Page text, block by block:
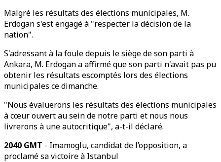
Malgré les résultats des élections municipales, M.
Erdogan s'est engagé à "respecter la décision de la
nation".
S'adressant à la foule depuis le siège de son parti à
Ankara, M. Erdogan a affirmé que son parti n'avait pas pu
obtenir les résultats escomptés lors des élections
municipales ce dimanche.
"Nous évaluerons les résultats des élections municipales
à cœur ouvert au sein de notre parti et nous nous
livrerons à une autocritique", a-t-il déclaré.
2040 GMT - Imamoglu, candidat de l’opposition, a
proclamé sa victoire à Istanbul